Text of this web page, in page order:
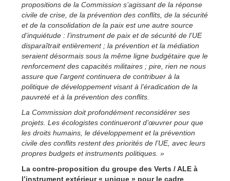
propositions de la Commission s’agissant de la réponse
civile de crise, de la prévention des conflits, de la sécurité
et de la consolidation de la paix est une autre source
d’inquiétude : l’instrument de paix et de sécurité de l’UE
disparaîtrait entièrement ; la prévention et la médiation
seraient désormais sous la même ligne budgétaire que le
renforcement des capacités militaires ; pire, rien ne nous
assure que l’argent continuera de contribuer à la
politique de développement visant à l’éradication de la
pauvreté et à la prévention des conflits.
La Commission doit profondément reconsidérer ses
projets. Les écologistes continueront d’œuvrer pour que
les droits humains, le développement et la prévention
civile des conflits restent des priorités de l’UE, avec leurs
propres budgets et instruments politiques. »
La contre-proposition du groupe des Verts / ALE à
l’instrument extérieur « unique » pour le cadre